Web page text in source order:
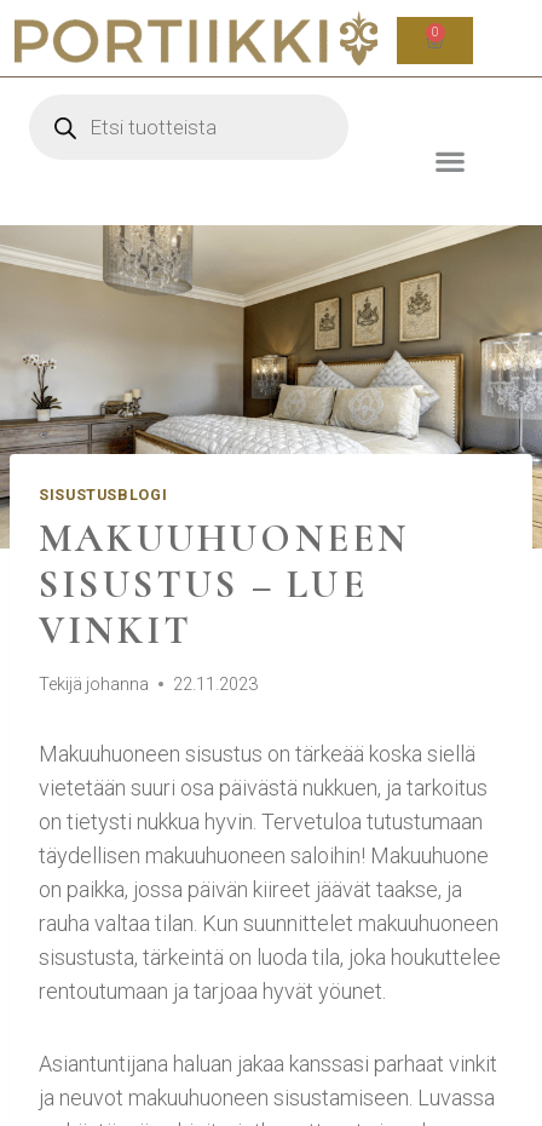
0
SISUSTUSBLOGI
MAKUUHUONEEN
SISUSTUS – LUE
VINKIT
Tekijä johanna 22.11.2023
Makuuhuoneen sisustus on tärkeää koska siellä
vietetään suuri osa päivästä nukkuen, ja tarkoitus
on tietysti nukkua hyvin. Tervetuloa tutustumaan
täydellisen makuuhuoneen saloihin! Makuuhuone
on paikka, jossa päivän kiireet jäävät taakse, ja
rauha valtaa tilan. Kun suunnittelet makuuhuoneen
sisustusta, tärkeintä on luoda tila, joka houkuttelee
rentoutumaan ja tarjoaa hyvät yöunet.
Asiantuntijana haluan jakaa kanssasi parhaat vinkit
ja neuvot makuuhuoneen sisustamiseen. Luvassa